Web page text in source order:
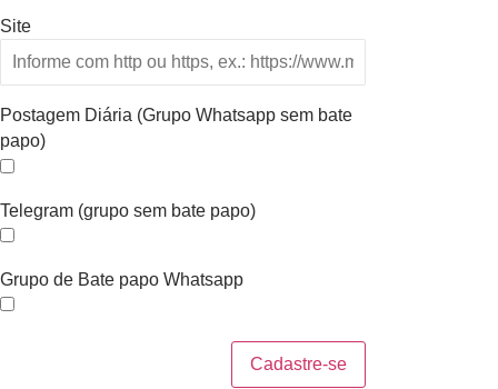
Site
Postagem Diária (Grupo Whatsapp sem bate
papo)
Telegram (grupo sem bate papo)
Grupo de Bate papo Whatsapp